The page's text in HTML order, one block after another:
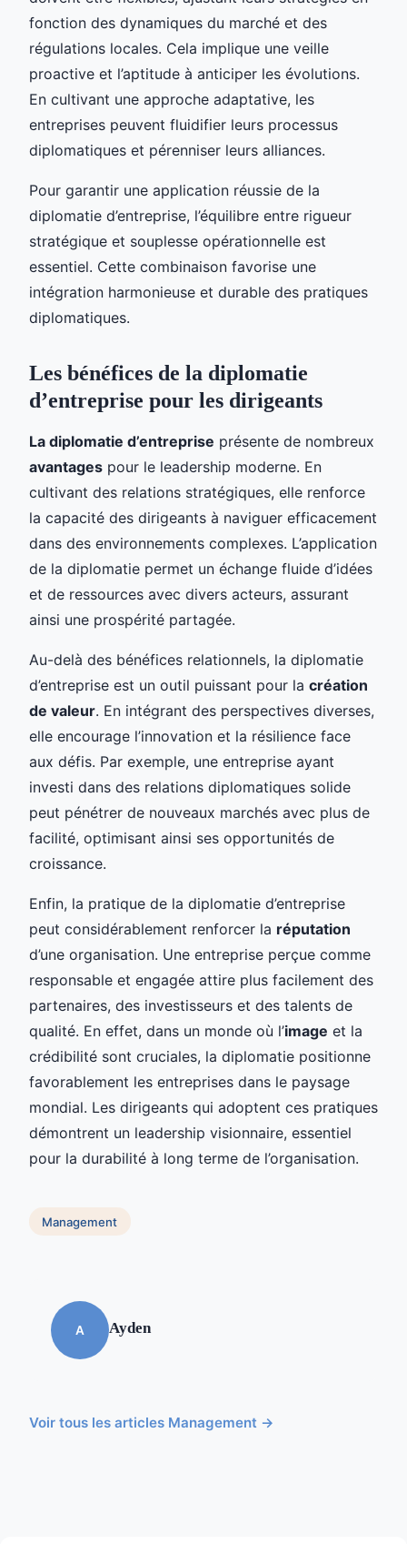
fonction des dynamiques du marché et des
régulations locales. Cela implique une veille
proactive et l’aptitude à anticiper les évolutions.
En cultivant une approche adaptative, les
entreprises peuvent fluidifier leurs processus
diplomatiques et pérenniser leurs alliances.
Pour garantir une application réussie de la
diplomatie d’entreprise, l’équilibre entre rigueur
stratégique et souplesse opérationnelle est
essentiel. Cette combinaison favorise une
intégration harmonieuse et durable des pratiques
diplomatiques.
Les bénéfices de la diplomatie
d’entreprise pour les dirigeants
La diplomatie d’entreprise présente de nombreux
avantages pour le leadership moderne. En
cultivant des relations stratégiques, elle renforce
la capacité des dirigeants à naviguer efficacement
dans des environnements complexes. L’application
de la diplomatie permet un échange fluide d’idées
et de ressources avec divers acteurs, assurant
ainsi une prospérité partagée.
Au-delà des bénéfices relationnels, la diplomatie
d’entreprise est un outil puissant pour la création
de valeur. En intégrant des perspectives diverses,
elle encourage l’innovation et la résilience face
aux défis. Par exemple, une entreprise ayant
investi dans des relations diplomatiques solide
peut pénétrer de nouveaux marchés avec plus de
facilité, optimisant ainsi ses opportunités de
croissance.
Enfin, la pratique de la diplomatie d’entreprise
peut considérablement renforcer la réputation
d’une organisation. Une entreprise perçue comme
responsable et engagée attire plus facilement des
partenaires, des investisseurs et des talents de
qualité. En effet, dans un monde où l’image et la
crédibilité sont cruciales, la diplomatie positionne
favorablement les entreprises dans le paysage
mondial. Les dirigeants qui adoptent ces pratiques
démontrent un leadership visionnaire, essentiel
pour la durabilité à long terme de l’organisation.
Management
A Ayden
Voir tous les articles Management →